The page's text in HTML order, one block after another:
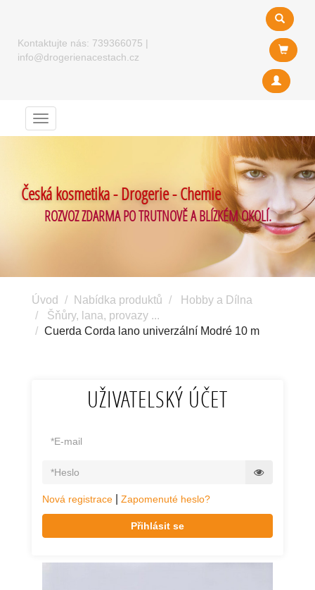
Kontaktujte nás: 739366075 |
info@drogerienacestach.cz
Menu
Česká kosmetika - Drogerie - Chemie
ROZVOZ ZDARMA PO TRUTNOVĚ A BLÍZKÉM OKOLÍ.
Úvod Nabídka produktů
Hobby a Dílna
Šňůry, lana, provazy ...
Cuerda Corda lano univerzální Modré 10 m
UŽIVATELSKÝ ÚČET
Nová registrace Zapomenuté heslo?
Přihlásit se